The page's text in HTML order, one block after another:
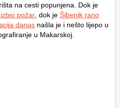
na cesti popunjena. Dok je
požar , dok je Šibenik rano
danas našla je i nešto lijepo u
u Makarskoj.